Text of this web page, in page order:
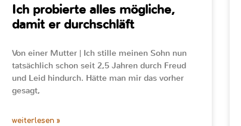
Ich probierte alles mögliche,
damit er durchschläft
Von einer Mutter | Ich stille meinen Sohn nun
tatsächlich schon seit 2,5 Jahren durch Freud
und Leid hindurch. Hätte man mir das vorher
gesagt,
weiterlesen »